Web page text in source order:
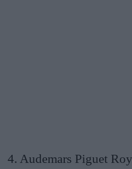
4. Audemars Piguet